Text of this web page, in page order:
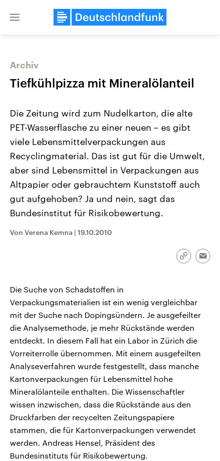
Close
Landtagswahl Sachsen-Anhalt
2026
Alle Informationen
Sachsen-Anhalt wählt am 6.
September 2026 einen neuen
Landtag. Seit 2021 wird das
Bundesland von einer Koalition aus
Umfragen, Prognosen,
USA
Aktuelle Beiträge,
Hintergründe
Wirtschaftlich und
gehören die Vereinigten
den mächtigsten Ländern
mit großem Einfluss auf
Archiv
Tiefkühlpizza mit Mineralölanteil
Die Zeitung wird zum Nudelkarton, die alte
PET-Wasserflasche zu einer neuen – es gibt
viele Lebensmittelverpackungen aus
Recyclingmaterial. Das ist gut für die Umwelt,
aber sind Lebensmittel in Verpackungen aus
Altpapier oder gebrauchtem Kunststoff auch
gut aufgehoben? Ja und nein, sagt das
Bundesinstitut für Risikobewertung.
Von Verena Kemna | 19.10.2010
Link
Die Suche von Schadstoffen in
Verpackungsmaterialien ist ein wenig vergleichbar
mit der Suche nach Dopingsündern. Je ausgefeilter
die Analysemethode, je mehr Rückstände werden
entdeckt. In diesem Fall hat ein Labor in Zürich die
Vorreiterrolle übernommen. Mit einem ausgefeilten
Analyseverfahren wurde festgestellt, dass manche
Kartonverpackungen für Lebensmittel hohe
Mineralölanteile enthalten. Die Wissenschaftler
wissen inzwischen, dass die Rückstände aus den
Druckfarben der recycelten Zeitungspapiere
stammen, die für Kartonverpackungen verwendet
werden. Andreas Hensel, Präsident des
Bundesinstituts für Risikobewertung.